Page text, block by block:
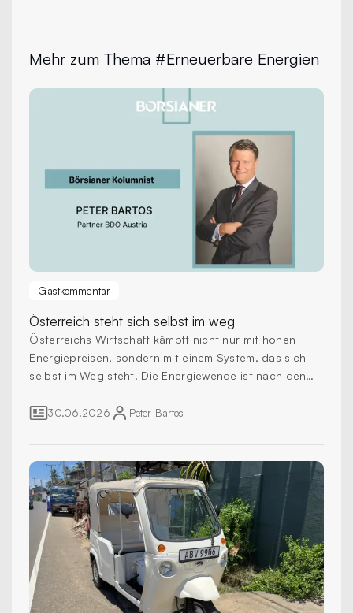
Mehr zum Thema #Erneuerbare Energien
Gastkommentar
Österreich steht sich selbst im weg
Österreichs Wirtschaft kämpft nicht nur mit hohen
Energiepreisen, sondern mit einem System, das sich
selbst im Weg steht. Die Energiewende ist nach den
Wunschkonzert, sondern ein sicherheitspolitisches
30.06.2026 Peter Bartos